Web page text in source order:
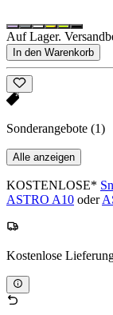
Auf Lager.
In den Warenkorb
Sonderangebote (1)
Alle anzeigen
KOSTENLOSE*
ASTRO A10 oder
Kostenlose